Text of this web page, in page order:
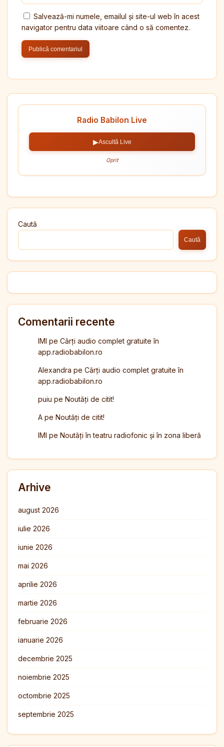
Salvează-mi numele, emailul și site-ul web în acest
navigator pentru data viitoare când o să comentez.
Radio Babilon Live
▶Ascultă Live
Oprit
Caută
Caută
Comentarii recente
IMI pe Cărți audio complet gratuite în
app.radiobabilon.ro
Alexandra pe Cărți audio complet gratuite în
app.radiobabilon.ro
puiu pe Noutăți de citit!
A pe Noutăți de citit!
IMI pe Noutăți în teatru radiofonic și în zona liberă
Arhive
august 2026
iulie 2026
iunie 2026
mai 2026
aprilie 2026
martie 2026
februarie 2026
ianuarie 2026
decembrie 2025
noiembrie 2025
octombrie 2025
septembrie 2025